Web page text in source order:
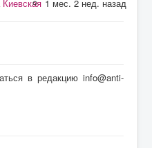
1 мес. 2 нед. назад
в редакцию info@anti-